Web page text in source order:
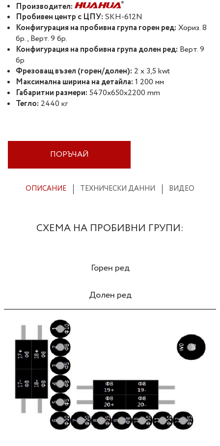
Производител:
Пробивен центр с ЦПУ: SKH-612N
Конфигурация на пробивна група горен ред: Хориз. 8
бр., Верт. 9 бр.
Конфигурация на пробивна група долен ред: Верт. 9
бр
Фрезоващ възел (горен/долен): 2 x 3,5 kwt
Максимална ширина на детайла: 1 200 мм
Габаритни размери: 5470x650x2200 mm
Тегло: 2440 кг
ПОРЪЧАЙ
ОПИСАНИЕ ТЕХНИЧЕСКИ ДАННИ ВИДЕО
СХЕМА НА ПРОБИВНИ ГРУПИ:
Горен ред
Долен ред